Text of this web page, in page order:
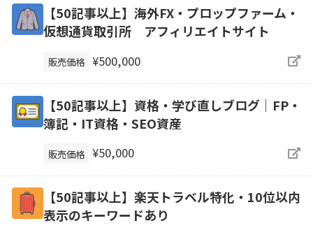
【50記事以上】海外FX・プロップファーム・
仮想通貨取引所 アフィリエイトサイト
販売価格 ¥500,000
【50記事以上】資格・学び直しブログ｜FP・
簿記・IT資格・SEO資産
販売価格 ¥50,000
【50記事以上】楽天トラベル特化・10位以内
表示のキーワードあり